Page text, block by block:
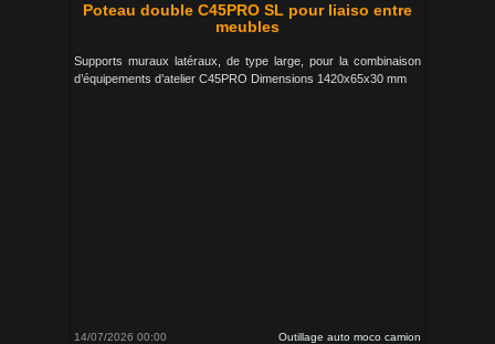
Poteau double C45PRO SL pour liaiso entre
meubles
Supports muraux latéraux, de type large, pour la combinaison
d’équipements d’atelier C45PRO Dimensions 1420x65x30 mm
14/07/2026 00:00 Outillage auto moco camion